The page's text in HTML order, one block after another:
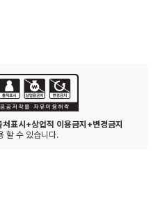
표시+상업적 이용금지+변경금지
할 수 있습니다.